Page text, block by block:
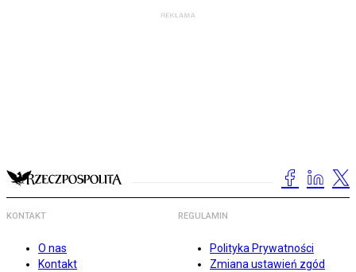
KONTAKT
O nas
Kontakt
REGULAMIN
Polityka Prywatności
Zmiana ustawień zgód